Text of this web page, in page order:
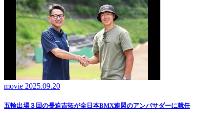
movie 2025.09.20
五輪出場３回の長迫吉拓が全日本BMX連盟のアンバサダーに就任